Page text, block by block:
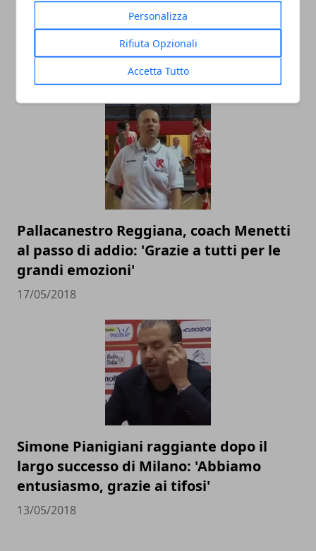
Personalizza
Rifiuta Opzionali
Accetta Tutto
Pistoia Basket 2000: annunciato il
divorzio ufficiale da coach Vincenzo
Esposito
Pallacanestro Reggiana, coach Menetti
al passo di addio: 'Grazie a tutti per le
grandi emozioni'
17/05/2018
Simone Pianigiani raggiante dopo il
largo successo di Milano: 'Abbiamo
entusiasmo, grazie ai tifosi'
13/05/2018